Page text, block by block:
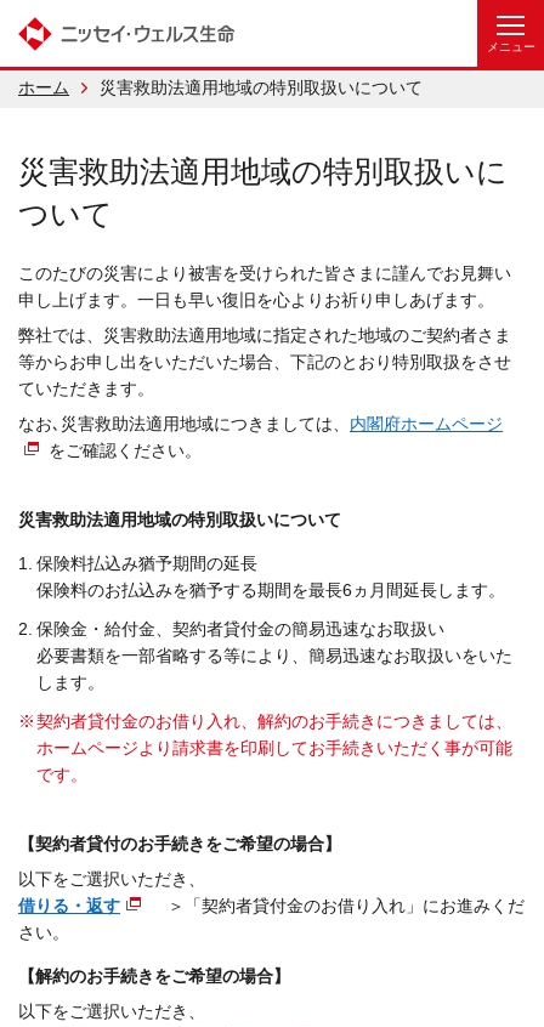
ホーム 災害救助法適用地域の特別取扱いについて
災害救助法適用地域の特別取扱いに
ついて
このたびの災害により被害を受けられた皆さまに謹んでお見舞い
申し上げます。一日も早い復旧を心よりお祈り申しあげます。
弊社では、災害救助法適用地域に指定された地域のご契約者さま
等からお申し出をいただいた場合、下記のとおり特別取扱をさせ
ていただきます。
なお､災害救助法適用地域につきましては、 内閣府ホームページ
をご確認ください。
災害救助法適用地域の特別取扱いについて
1.
保険料払込み猶予期間の延長
保険料のお払込みを猶予する期間を最長6ヵ月間延長します。
2. 保険金・給付金、契約者貸付金の簡易迅速なお取扱い
必要書類を一部省略する等により、簡易迅速なお取扱いをいた
します。
※契約者貸付金のお借り入れ、解約のお手続きにつきましては、
ホームページより請求書を印刷してお手続きいただく事が可能
です。
【契約者貸付のお手続きをご希望の場合】
以下をご選択いただき、
借りる・返す
＞「契約者貸付金のお借り入れ」にお進みくだ
さい。
【解約のお手続きをご希望の場合】
以下をご選択いただき、